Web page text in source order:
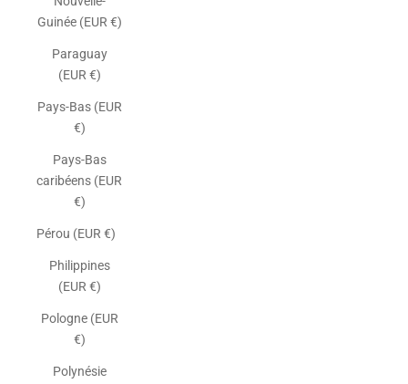
Guinée (EUR €)
Paraguay
(EUR €)
Pays-Bas (EUR
€)
Pays-Bas
caribéens (EUR
€)
Pérou (EUR €)
Philippines
(EUR €)
Pologne (EUR
€)
Polynésie